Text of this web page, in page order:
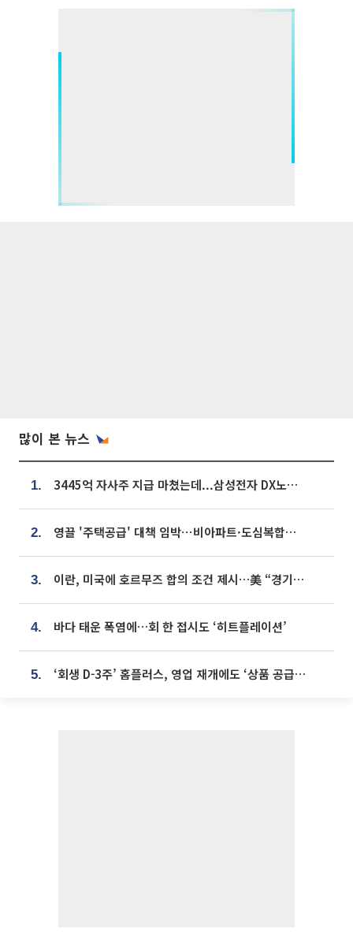
많이 본 뉴스
1. 3445억 자사주 지급 마쳤는데...삼성전자 DX노조, 뒤늦은 '떼쓰기 집회'
2. 영끌 '주택공급' 대책 임박⋯비아파트·도심복합까지 총동원
3. 이란, 미국에 호르무즈 합의 조건 제시…美 “경기 아직 안 끝나” [종합]
4. 바다 태운 폭염에…회 한 접시도 ‘히트플레이션’
5. ‘회생 D-3주’ 홈플러스, 영업 재개에도 ‘상품 공급망’ 복구가 생존 관건